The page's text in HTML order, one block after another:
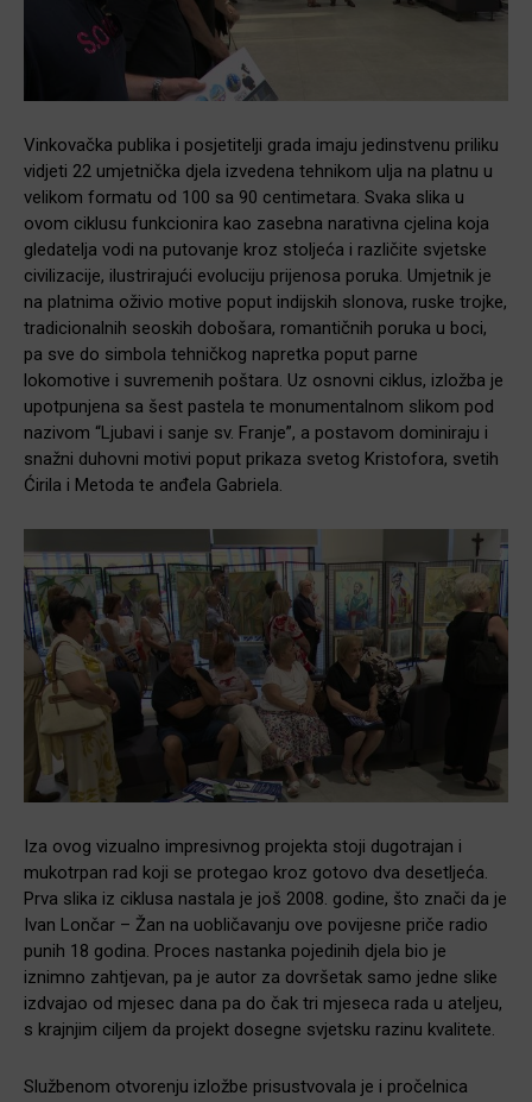
Vinkovačka publika i posjetitelji grada imaju jedinstvenu priliku
vidjeti 22 umjetnička djela izvedena tehnikom ulja na platnu u
velikom formatu od 100 sa 90 centimetara. Svaka slika u
ovom ciklusu funkcionira kao zasebna narativna cjelina koja
gledatelja vodi na putovanje kroz stoljeća i različite svjetske
civilizacije, ilustrirajući evoluciju prijenosa poruka. Umjetnik je
na platnima oživio motive poput indijskih slonova, ruske trojke,
tradicionalnih seoskih dobošara, romantičnih poruka u boci,
pa sve do simbola tehničkog napretka poput parne
lokomotive i suvremenih poštara. Uz osnovni ciklus, izložba je
upotpunjena sa šest pastela te monumentalnom slikom pod
nazivom “Ljubavi i sanje sv. Franje”, a postavom dominiraju i
snažni duhovni motivi poput prikaza svetog Kristofora, svetih
Ćirila i Metoda te anđela Gabriela.
Iza ovog vizualno impresivnog projekta stoji dugotrajan i
mukotrpan rad koji se protegao kroz gotovo dva desetljeća.
Prva slika iz ciklusa nastala je još 2008. godine, što znači da je
Ivan Lončar – Žan na uobličavanju ove povijesne priče radio
punih 18 godina. Proces nastanka pojedinih djela bio je
iznimno zahtjevan, pa je autor za dovršetak samo jedne slike
izdvajao od mjesec dana pa do čak tri mjeseca rada u ateljeu,
s krajnjim ciljem da projekt dosegne svjetsku razinu kvalitete.
Službenom otvorenju izložbe prisustvovala je i pročelnica